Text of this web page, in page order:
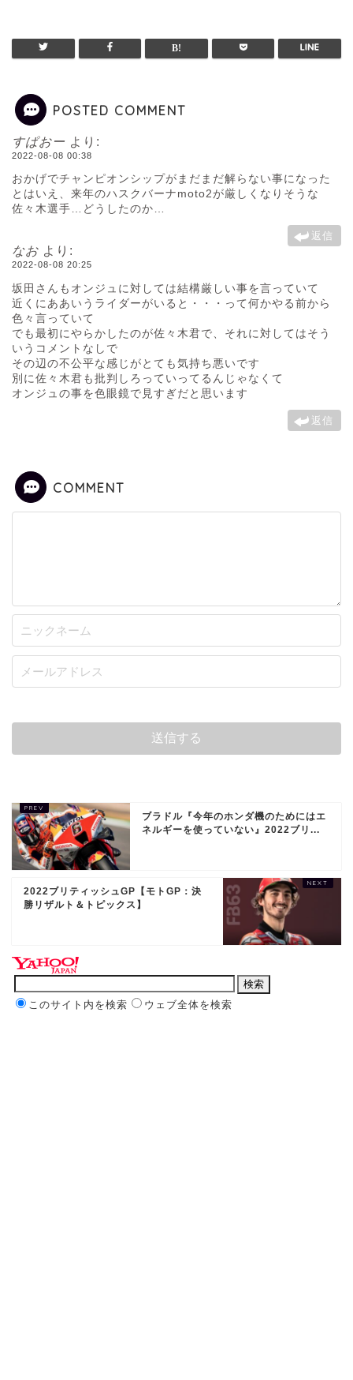
POSTED COMMENT
すぱおー より:
2022-08-08 00:38
おかげでチャンピオンシップがまだまだ解らない事になった
とはいえ、来年のハスクバーナmoto2が厳しくなりそうな
佐々木選手…どうしたのか…
返信
なお より:
2022-08-08 20:25
坂田さんもオンジュに対しては結構厳しい事を言っていて
近くにああいうライダーがいると・・・って何かやる前から
色々言っていて
でも最初にやらかしたのが佐々木君で、それに対してはそう
いうコメントなしで
その辺の不公平な感じがとても気持ち悪いです
別に佐々木君も批判しろっていってるんじゃなくて
オンジュの事を色眼鏡で見すぎだと思います
返信
COMMENT
ブラドル『今年のホンダ機のためにはエ
ネルギーを使っていない』2022ブリ...
2022ブリティッシュGP【モトGP：決
勝リザルト＆トピックス】
このサイト内を検索 ウェブ全体を検索